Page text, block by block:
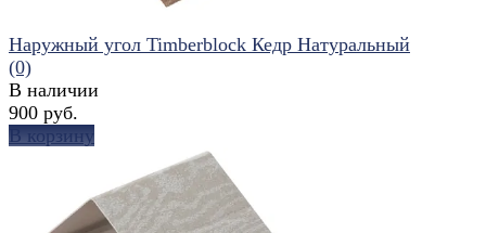
Наружный угол Timberblock Кедр Натуральный
(0)
В наличии
900 руб.
В корзину